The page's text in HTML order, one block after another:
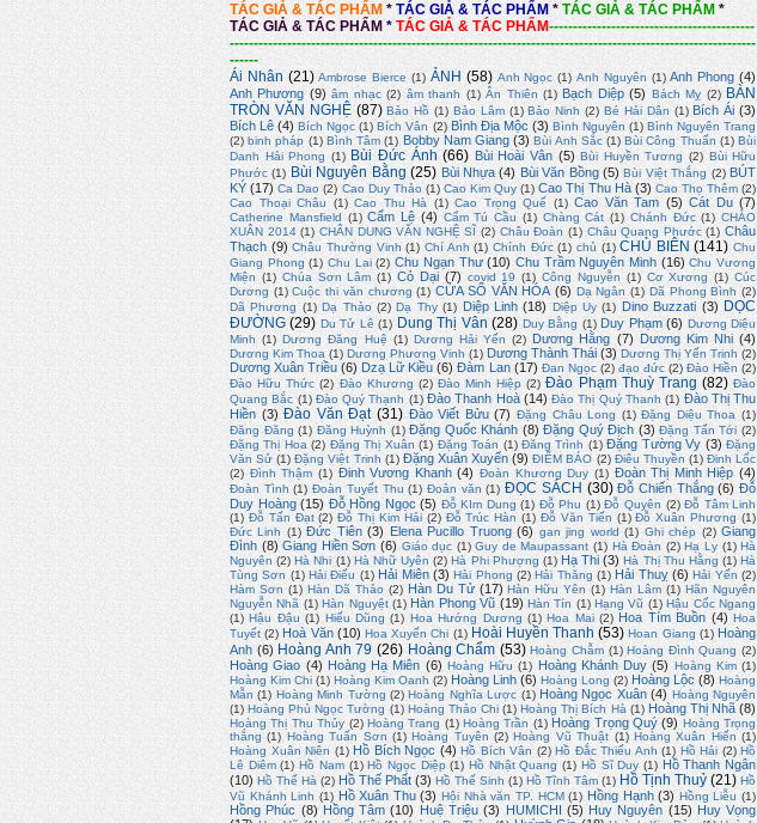
TÁC GIẢ & TÁC PHẨM * TÁC GIẢ & TÁC PHẨM * TÁC GIẢ & TÁC PHẨM *
TÁC GIẢ & TÁC PHẨM * TÁC GIẢ & TÁC PHẨM-------------------------------------------
--------------------------------------------------------------------------------------------------------------
------
Ái Nhân (21) Ambrose Bierce (1) ẢNH (58) Anh Ngọc (1) Anh Nguyên (1) Anh Phong (4)
Anh Phương (9) âm nhạc (2) âm thanh (1) Ân Thiên (1) Bạch Diệp (5) Bách Mỵ (2) BÀN
TRÒN VĂN NGHỆ (87) Bảo Hồ (1) Bảo Lâm (1) Bảo Ninh (2) Bé Hải Dân (1) Bích Ái (3)
Bích Lê (4) Bích Ngọc (1) Bích Vân (2) Bình Địa Mộc (3) Bình Nguyên (1) Bình Nguyên Trang
(2) binh pháp (1) Bình Tâm (1) Bobby Nam Giang (3) Bùi Anh Sắc (1) Bùi Công Thuấn (1) Bùi
Danh Hải Phong (1) Bùi Đức Ánh (66) Bùi Hoài Vân (5) Bùi Huyền Tương (2) Bùi Hữu
Phước (1) Bùi Nguyên Bằng (25) Bùi Nhựa (4) Bùi Văn Bồng (5) Bùi Việt Thắng (2) BÚT
KÝ (17) Ca Dao (2) Cao Duy Thảo (1) Cao Kim Quy (1) Cao Thị Thu Hà (3) Cao Thọ Thêm (2)
Cao Thoại Châu
(1) Cao Thu Hà (1) Cao Trọng Quế (1) Cao Văn Tam (5) Cát Du (7)
Catherine Mansfield (1) Cẩm Lệ (4) Cẩm Tú Cầu (1) Chàng Cát (1) Chánh Đức (1) CHÀO
XUÂN 2014 (1) CHÂN DUNG VĂN NGHỆ SĨ (2) Châu Đoàn (1) Châu Quang Phước (1) Châu
Thạch (9) Châu Thường Vinh (1) Chí Anh (1) Chính Đức (1) chủ (1) CHỦ BIÊN (141) Chu
Giang Phong (1) Chu Lai (2) Chu Ngạn Thư (10) Chu Trầm Nguyên Minh (16) Chu Vương
Miện (1) Chúa Sơn Lâm (1) Cỏ Dại (7) covid 19 (1) Công Nguyễn (1) Cơ Xương (1) Cúc
Dương (1) Cuộc thi văn chương (1) CỬA SỔ VĂN HÓA (6) Dạ Ngân (1) Dã Phong Bình (2)
Dã Phương (1) Dạ Thảo (2) Dạ Thy (1) Diệp Linh (18) Diệp Uy (1) Dino Buzzati (3) DỌC
ĐƯỜNG (29) Du Tử Lê (1) Dung Thị Vân (28) Duy Bằng (1) Duy Phạm (6) Dương Diệu
Minh (1) Dương Đăng Huệ (1) Dương Hải Yến (2) Dương Hằng (7) Dương Kim Nhi (4)
Dương Kim Thoa (1) Dương Phương Vinh (1) Dương Thành Thái (3) Dương Thị Yến Trinh (2)
Dương Xuân Triều (6) Dzạ Lữ Kiều (6) Đàm Lan (17) Đan Ngọc (2) đạo đức (2) Đào Hiền (2)
Đào Hữu Thức (2) Đào Khương (2) Đào Minh Hiệp (2) Đào Phạm Thuỳ Trang (82) Đào
Quang Bắc (1) Đào Quý Thạnh (1) Đào Thanh Hoà (14) Đào Thị Quý Thanh (1) Đào Thị Thu
Hiền (3) Đào Văn Đạt (31) Đào Viết Bửu (7) Đặng Châu Long (1) Đặng Diệu Thoa (1)
Đăng Đăng (1) Đăng Huỳnh (1) Đặng Quốc Khánh (8) Đặng Quý Địch (3) Đặng Tấn Tới (2)
Đặng Thị Hoa (2) Đặng Thị Xuân (1) Đặng Toán (1) Đăng Trình (1) Đặng Tường Vy (3) Đặng
Văn Sử (1) Đặng Việt Trinh (1) Đặng Xuân Xuyến (9) ĐIỂM BÁO (2) Điêu Thuyền (1) Đinh Lốc
(2) Đình Thậm (1) Đinh Vương Khanh (4) Đoàn Khương Duy (1) Đoàn Thị Minh Hiệp (4)
Đoàn Tình (1) Đoàn Tuyết Thu (1) Đoản văn (1) ĐỌC SÁCH (30) Đỗ Chiến Thắng (6) Đỗ
Duy Hoàng (15) Đỗ Hồng Ngọc (5) Đỗ KIm Dung (1) Đỗ Phu (1) Đỗ Quyên (2) Đỗ Tâm Linh
(1) Đỗ Tấn Đạt (2) Đỗ Thị Kim Hải (2) Đỗ Trúc Hàn (1) Đỗ Văn Tiến (1) Đỗ Xuân Phương (1)
Đức Linh (1) Đức Tiên (3) Elena Pucillo Truong (6) gan jing world (1) Ghi chép (2) Giang
Đình (8) Giang Hiền Sơn (6) Giáo dục (1) Guy de Maupassant (1) Hà Đoàn (2) Hạ Ly (1) Hà
Nguyên (2) Hà Nhi (1) Hà Nhữ Uyên (2) Hà Phi Phượng (1) Hạ Thi (3) Hà Thị Thu Hằng (1) Hà
Tùng Sơn (1) Hải Điểu (1) Hải Miên (3) Hải Phong (2) Hải Thăng (1) Hải Thuỵ (6) Hải Yến (2)
Hàm Sơn (1) Hàn Dã Thảo (2) Hàn Du Tử (17) Hàn Hữu Yên (1) Hàn Lâm (1) Hãn Nguyên
Nguyễn Nhã (1) Hàn Nguyệt (1) Hàn Phong Vũ (19) Hàn Tín (1) Hạng Vũ (1) Hậu Cốc Ngang
(1) Hậu Đậu (1) Hiếu Dũng (1) Hoa Hướng Dương (1) Hoa Mai (2) Hoa Tím Buồn (4) Hoa
Tuyết (2) Hoà Văn (10) Hoa Xuyến Chi (1) Hoài Huyền Thanh (53) Hoan Giang (1) Hoàng
Anh (6) Hoàng Anh 79 (26) Hoàng Chẩm (53) Hoàng Chẫm (1) Hoàng Đình Quang (2)
Hoàng Giao (4) Hoàng Hạ Miên (6) Hoàng Hữu (1) Hoàng Khánh Duy (5) Hoàng Kim (1)
Hoàng Kim Chi (1) Hoàng Kim Oanh (2) Hoàng Linh (6) Hoàng Long (2) Hoàng Lộc (8) Hoàng
Mẫn (1) Hoàng Minh Tường (2) Hoàng Nghĩa Lược (1) Hoàng Ngọc Xuân (4) Hoàng Nguyên
(1) Hoàng Phủ Ngọc Tường (1) Hoàng Thảo Chi (1) Hoàng Thị Bích Hà (1) Hoàng Thị Nhã (8)
Hoàng Thị Thu Thủy (2) Hoàng Trang (1) Hoàng Trần (1) Hoàng Trọng Quý (9) Hoàng Trọng
thắng (1) Hoàng Tuấn Sơn (1) Hoàng Tuyên (2) Hoàng Vũ Thuật (1) Hoàng Xuân Hiến (1)
Hoàng Xuân Niên (1) Hồ Bích Ngọc (4) Hồ Bích Vân (2) Hồ Đắc Thiếu Anh (1) Hồ Hải (2) Hồ
Lê Diêm (1) Hồ Nam (1) Hồ Ngọc Diệp (1) Hồ Nhật Quang (1) Hồ Sĩ Duy (1) Hồ Thanh Ngân
(10) Hồ Thế Hà (2) Hồ Thế Phất (3) Hồ Thế Sinh (1) Hồ Tĩnh Tâm (1) Hồ Tịnh Thuỷ (21) Hồ
Vũ Khánh Linh (1) Hồ Xuân Thu (3) Hội Nhà văn TP. HCM (1) Hồng Hạnh (3) Hồng Liễu (1)
Hồng Phúc (8) Hồng Tâm (10) Huệ Triệu (3) HUMICHI (5) Huy Nguyên (15) Huy Vọng